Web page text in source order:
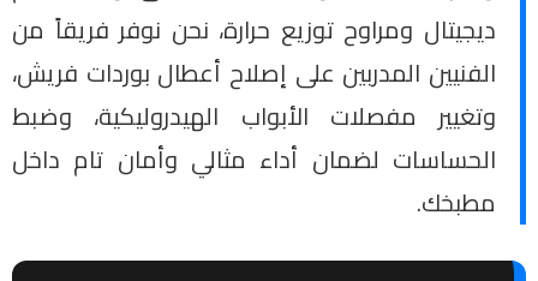
ديجيتال ومراوح توزيع حرارة، نحن نوفر فريقاً من
الفنيين المدربين على إصلاح أعطال بوردات فريش،
وتغيير مفصلات الأبواب الهيدروليكية، وضبط
الحساسات لضمان أداء مثالي وأمان تام داخل
مطبخك.